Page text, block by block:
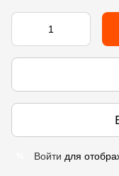
Войти для